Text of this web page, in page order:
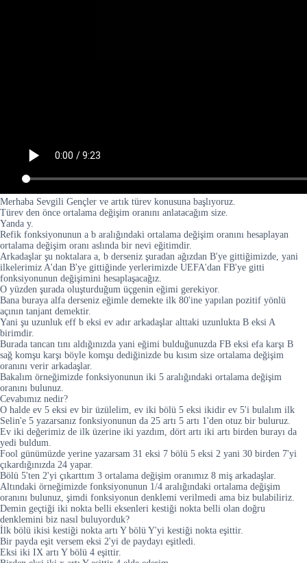
Merhaba Sevgili Gençler ve artık türev konusuna başlıyoruz.
Türev den önce ortalama değişim oranını anlatacağım size.
Yanda y.
Refik fonksiyonunun a b aralığındaki ortalama değişim oranını hesaplayan
ortalama değişim oranı aslında bir nevi eğitimdir.
Arkadaşlar şu noktalara a, b derseniz şuradan ağızdan B'ye gittiğimizde, yani
ilkelerimiz A'dan B'ye gittiğinde yerlerimizde UEFA'dan FB'ye gitti
fonksiyonunun değişimini hesaplaşacağız.
O yüzden şurada oluşturduğum üçgenin eğimi gerekiyor.
Bana buraya alfa derseniz eğimle demekte ilk 80'ine yapılan pozitif yönlü
açının tanjant demektir.
Yani şu uzunluk eff b eksi ev adır arkadaşlar alttaki uzunlukta B eksi A
birimdir.
Burada tancan tını aldığınızda yani eğimi bulduğunuzda FB eksi efa karşı B
sağ komşu karşı böyle komşu dediğinizde bu kısım size ortalama değişim
oranını verir arkadaşlar.
Bakalım örneğimizde fonksiyonunun iki 5 aralığındaki ortalama değişim
oranını bulunuz.
Cevabımız nedir?
O halde ev 5 eksi ev bir üzülelim, ev iki bölü 5 eksi ikidir ev 5'i bulalım ilk
Selin'e 5 yazarsanız fonksiyonunun da 25 artı 5 artı 1'den otuz bir buluruz.
Ev iki değerimiz de ilk üzerine iki yazdım, dört artı iki artı birden burayı da
yedi buldum.
Fool günümüzde yerine yazarsam 31 eksi 7 bölü 5 eksi 2 yani 30 birden 7'yi
çıkardığınızda 24 yapar.
Bölü 5'ten 2'yi çıkarttım 3 ortalama değişim oranımız 8 miş arkadaşlar.
Altındaki örneğimizde fonksiyonunun 1/4 aralığındaki ortalama değişim
oranını bulunuz, şimdi fonksiyonun denklemi verilmedi ama biz bulabiliriz.
Demin geçtiği iki nokta belli eksenleri kestiği nokta belli olan doğru
denklemini biz nasıl buluyorduk?
İlk bölü ikisi kestiği nokta artı Y bölü Y'yi kestiği nokta eşittir.
Bir payda eşit versem eksi 2'yi de paydayı eşitledi.
Eksi iki IX artı Y bölü 4 eşittir.